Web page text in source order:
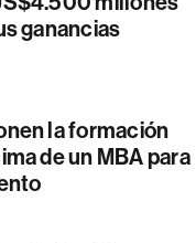
ganancias
la formación
de un MBA para